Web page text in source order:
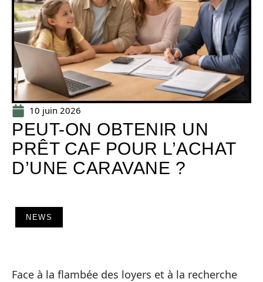
10 juin 2026
PEUT-ON OBTENIR UN
PRÊT CAF POUR L’ACHAT
D’UNE CARAVANE ?
NEWS
Face à la flambée des loyers et à la recherche